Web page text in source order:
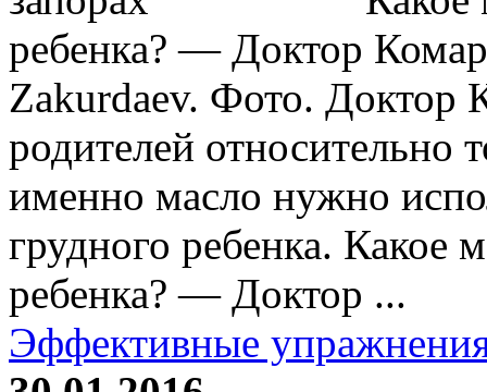
ребенка? — Доктор
Zakurdaev. Фото. Доктор
родителей относительно
именно масло нужно
грудного ребенка. Какое
ребенка? — Доктор ...
Эффективные